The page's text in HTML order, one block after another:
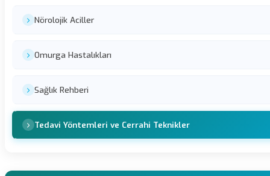
Nörolojik Aciller
Omurga Hastalıkları
Sağlık Rehberi
Tedavi Yöntemleri ve Cerrahi Teknikler